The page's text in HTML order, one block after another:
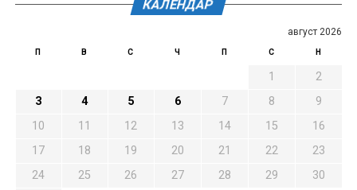
КАЛЕНДАР
август 2026
П В С Ч П С Н
1
2
3
4 5 6 7 8
9
10
11 12 13 14 15
16
17
18 19 20 21 22
23
24
25 26 27 28 29 30